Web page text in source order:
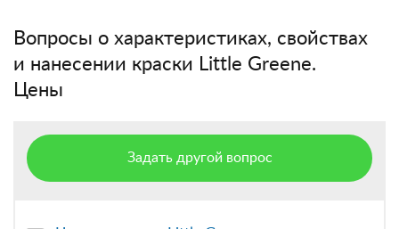
Вопросы о характеристиках, свойствах
и нанесении краски Little Greene.
Цены
Задать другой вопрос